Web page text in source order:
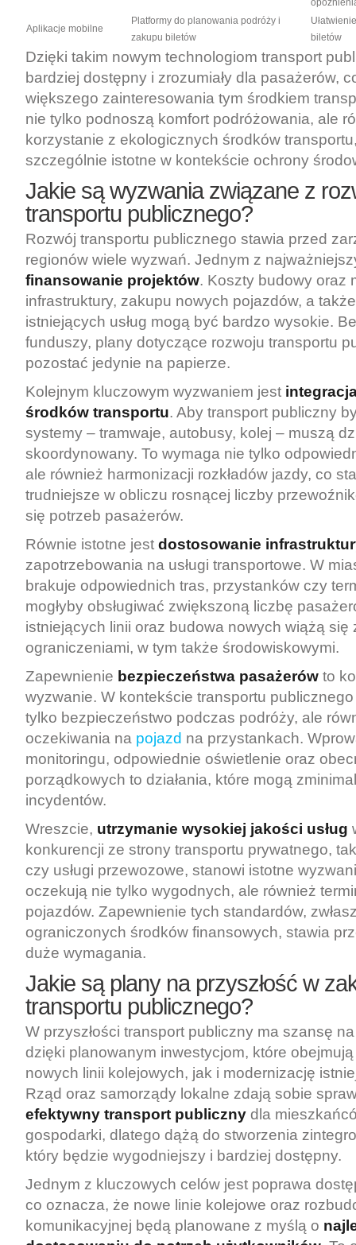
Aplikacje mobilne
Platformy do planowania podróży i
zakupu biletów
biletów
Dzięki takim nowym technologiom transport
bardziej dostępny i zrozumiały dla pasażerów,
większego zainteresowania tym środkiem
nie tylko podnoszą komfort podróżowania, ale
korzystanie z ekologicznych środków
szczególnie istotne w kontekście ochrony
Jakie są wyzwania związane z
transportu publicznego?
Rozwój transportu publicznego stawia przed
regionów wiele wyzwań. Jednym z
finansowanie projektów. Koszty budowy oraz
infrastruktury, zakupu nowych pojazdów, a
istniejących usług mogą być bardzo wysokie.
funduszy, plany dotyczące rozwoju transportu
pozostać jedynie na papierze.
Kolejnym kluczowym wyzwaniem jest
środków transportu. Aby transport publiczny
systemy – tramwaje, autobusy, kolej – muszą
skoordynowany. To wymaga nie tylko
ale również harmonizacji rozkładów jazdy, co
trudniejsze w obliczu rosnącej liczby
się potrzeb pasażerów.
Równie istotne jest dostosowanie
zapotrzebowania na usługi transportowe. W
brakuje odpowiednich tras, przystanków czy
mogłyby obsługiwać zwiększoną liczbę
istniejących linii oraz budowa nowych wiążą się
ograniczeniami, w tym także środowiskowymi.
Zapewnienie bezpieczeństwa pasażerów to
wyzwanie. W kontekście transportu
tylko bezpieczeństwo podczas podróży, ale
oczekiwania na pojazd na przystankach.
monitoringu, odpowiednie oświetlenie oraz
porządkowych to działania, które mogą
incydentów.
Wreszcie, utrzymanie wysokiej jakości usług
konkurencji ze strony transportu prywatnego,
czy usługi przewozowe, stanowi istotne
oczekują nie tylko wygodnych, ale również
pojazdów. Zapewnienie tych standardów,
ograniczonych środków finansowych, stawia
duże wymagania.
Jakie są plany na przyszłość w
transportu publicznego?
W przyszłości transport publiczny ma szansę
dzięki planowanym inwestycjom, które
nowych linii kolejowych, jak i modernizację
Rząd oraz samorządy lokalne zdają sobie
efektywny transport publiczny dla
gospodarki, dlatego dążą do stworzenia
który będzie wygodniejszy i bardziej dostępny.
Jednym z kluczowych celów jest poprawa
co oznacza, że nowe linie kolejowe oraz
komunikacyjnej będą planowane z myślą o